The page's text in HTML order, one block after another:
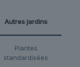
Autres jardins
Plantes
standardisées